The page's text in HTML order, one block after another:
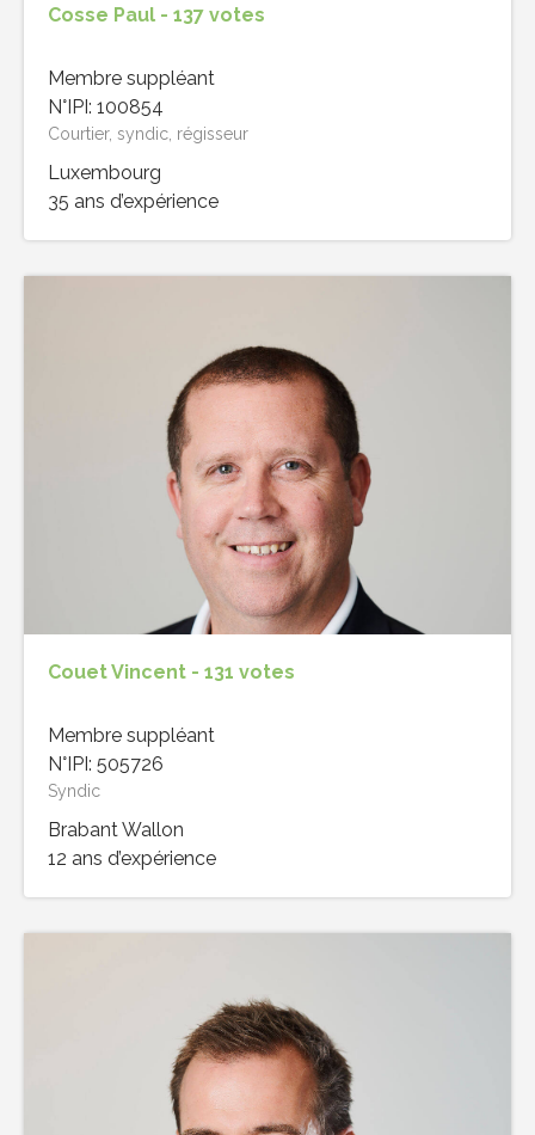
Cosse Paul - 137 votes
Membre suppléant
N°IPI: 100854
Courtier, syndic, régisseur
Luxembourg
35 ans d’expérience
Couet Vincent - 131 votes
Membre suppléant
N°IPI: 505726
Syndic
Brabant Wallon
12 ans d’expérience